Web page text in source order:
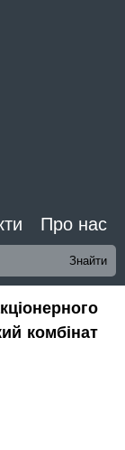
Про нас
комбінат